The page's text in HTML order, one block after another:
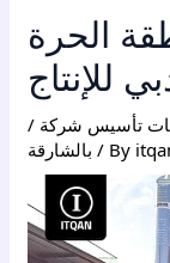
الحرة
للإنتاج
/ تأسيس شركة
بالشارقة / By